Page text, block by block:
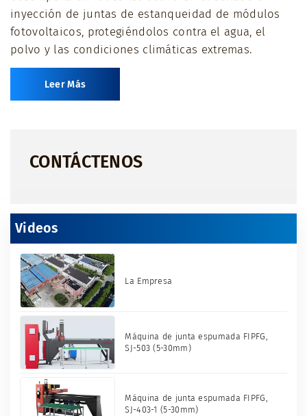
inyección de juntas de estanqueidad de módulos
fotovoltaicos, protegiéndolos contra el agua, el
polvo y las condiciones climáticas extremas.
Leer Más
CONTÁCTENOS
Videos
La Empresa
Máquina de junta espumada FIPFG,
SJ-503 (5-30mm)
Máquina de junta espumada FIPFG,
SJ-403-1 (5-30mm)